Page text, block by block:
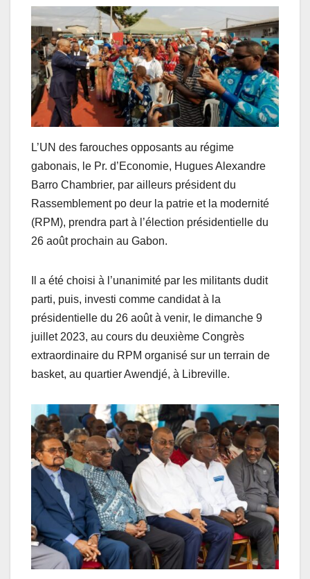
L’UN des farouches opposants au régime
gabonais, le Pr. d’Economie, Hugues Alexandre
Barro Chambrier, par ailleurs président du
Rassemblement po deur la patrie et la modernité
(RPM), prendra part à l’élection présidentielle du
26 août prochain au Gabon.
Il a été choisi à l’unanimité par les militants dudit
parti, puis, investi comme candidat à la
présidentielle du 26 août à venir, le dimanche 9
juillet 2023, au cours du deuxième Congrès
extraordinaire du RPM organisé sur un terrain de
basket, au quartier Awendjé, à Libreville.